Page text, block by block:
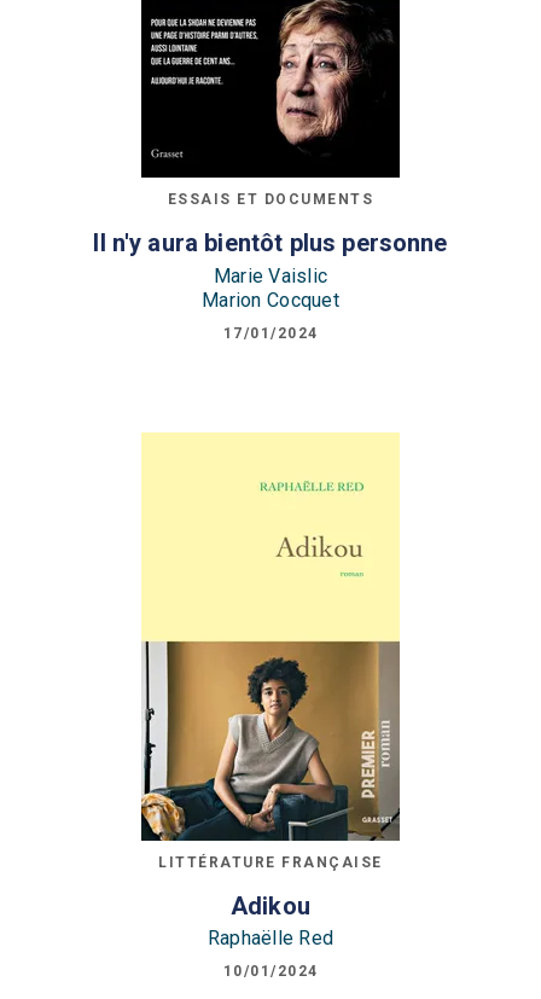
ESSAIS ET DOCUMENTS
Il n'y aura bientôt plus personne
Marie Vaislic
Marion Cocquet
17/01/2024
LITTÉRATURE FRANÇAISE
Adikou
Raphaëlle Red
10/01/2024